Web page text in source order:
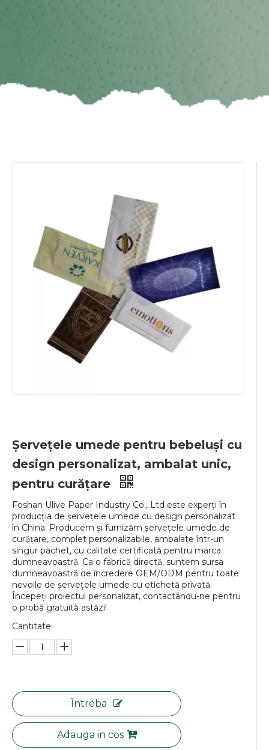
Șervețele umede pentru bebeluși cu
design personalizat, ambalat unic,
pentru curățare
Foshan Ulive Paper Industry Co., Ltd este experți în
producția de șervețele umede cu design personalizat
în China. Producem și furnizăm șervețele umede de
curățare, complet personalizabile, ambalate într-un
singur pachet, cu calitate certificată pentru marca
dumneavoastră. Ca o fabrică directă, suntem sursa
dumneavoastră de încredere OEM/ODM pentru toate
nevoile de șervețele umede cu etichetă privată.
Începeți proiectul personalizat, contactându-ne pentru
o probă gratuită astăzi!
Cantitate:
Întreba
Adauga in cos